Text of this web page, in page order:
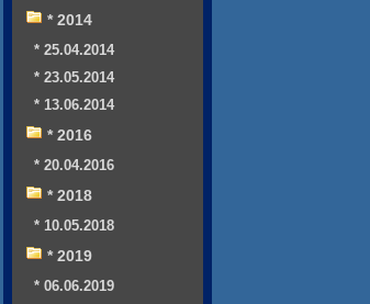
* 2014
* 25.04.2014
* 23.05.2014
* 13.06.2014
* 2016
* 20.04.2016
* 2018
* 10.05.2018
* 2019
* 06.06.2019